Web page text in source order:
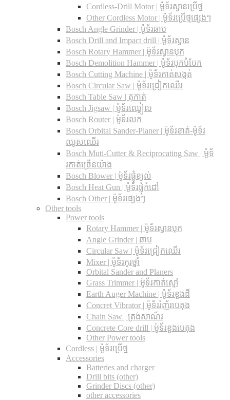
Cordless-Drill Motor | ម៉ូទ័រស្វានប្រើថ្ម
Other Cordless Motor | ម៉ូទ័រប្រើថ្មផ្សេងៗ
Bosch Angle Grinder | ម៉ូទ័រឆាប
Bosch Drill and Impact drill | ម៉ូទ័រស្វាន
Bosch Rotary Hammer | ម៉ូទ័រស្វានបុក
Bosch Demolition Hammer | ម៉ូទ័របុកបំបែក
Bosch Cutting Machine | ម៉ូទ័រកាត់សង្កត់
Bosch Circular Saw | ម៉ូទ័រជ្រៀកឈើរ
Bosch Table Saw | តុកាត់
Bosch Jigsaw | ម៉ូទ័រឈ្វៀល
Bosch Router | ម៉ូទ័រលក
Bosch Orbital Sander-Planer​ | ម៉ូទ័រខាត់-ម៉ូទ័រ
ឈូសឈើរ
Bosch Muti-Cutter & Reciprocating Saw​ | ម៉ូទ័
រកាត់ច្រើនយ៉ាង
Bosch Blower | ម៉ូទ័រផ្លុំខ្យល់
Bosch Heat Gun | ម៉ូទ័រផ្លុំកំដៅ
Bosch Other | ម៉ូទ័រផ្សេងៗ
Other tools
Power tools
Rotary Hammer | ម៉ូទ័រស្វានបុក
Angle Grinder | ឆាប
Circular Saw​ | ម៉ូទ័រជ្រៀកឈើរ
Mixer | ម៉ូទ័រកូរថ្នាំ
Orbital Sander and Planers
Grass Trimmer | ម៉ូទ័រកាត់ស្មៅ
Earth Auger Machine | ម៉ូទ័រខួងដី
Concret Vibrator | ម៉ូទ័ររំញ័របេតុង
Chain Saw | ត្រង់សាណ័រ
Concrete Core drill | ម៉ូទ័រខួងបេតុង
Other Power tools
Cordless​ | ម៉ូទ័រប្រើថ្ម
Accessories
Batteries and charger
Drill bits (other)
Grinder Discs (other)
other accessories